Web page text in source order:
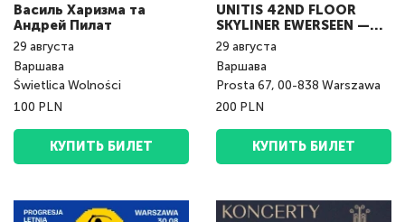
Василь Харизма та
Андрeй Пилат
29 августа
Варшава
Świetlica Wolności
100 PLN
КУПИТЬ БИЛЕТ
UNITIS 42ND FLOOR
SKYLINER EWERSEEN —
LIVE IN WARSAW
29 августа
Варшава
Prosta 67, 00-838 Warszawa
200 PLN
КУПИТЬ БИЛЕТ